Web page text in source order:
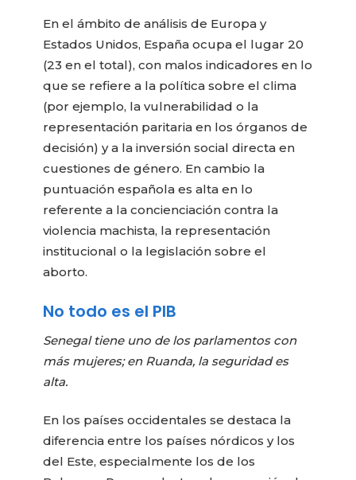
En el ámbito de análisis de Europa y
Estados Unidos, España ocupa el lugar 20
(23 en el total), con malos indicadores en lo
que se refiere a la política sobre el clima
(por ejemplo, la vulnerabilidad o la
representación paritaria en los órganos de
decisión) y a la inversión social directa en
cuestiones de género. En cambio la
puntuación española es alta en lo
referente a la concienciación contra la
violencia machista, la representación
institucional o la legislación sobre el
aborto.
No todo es el PIB
Senegal tiene uno de los parlamentos con
más mujeres; en Ruanda, la seguridad es
alta.
En los países occidentales se destaca la
diferencia entre los países nórdicos y los
del Este, especialmente los de los